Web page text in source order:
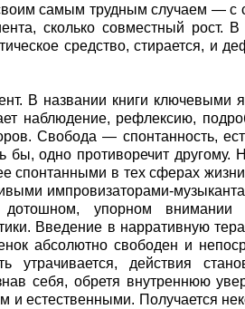
самым трудным случаем — с
сколько совместный рост. В
средство, стирается, и
В названии книги ключевыми
наблюдение, рефлексию,
Свобода — спонтанность,
бы, одно противоречит другому.
спонтанными в тех сферах
импровизаторами-
дотошном, упорном внимании
Введение в нарративную
абсолютно свободен и
действия
себя, обретя внутреннюю
и естественными. Получается